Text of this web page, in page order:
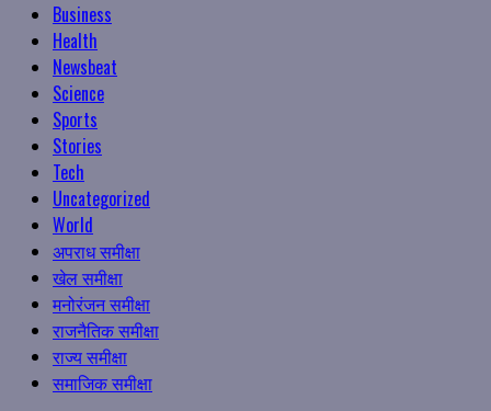
Business
Health
Newsbeat
Science
Sports
Stories
Tech
Uncategorized
World
अपराध समीक्षा
खेल समीक्षा
मनोरंजन समीक्षा
राजनैतिक समीक्षा
राज्य समीक्षा
समाजिक समीक्षा